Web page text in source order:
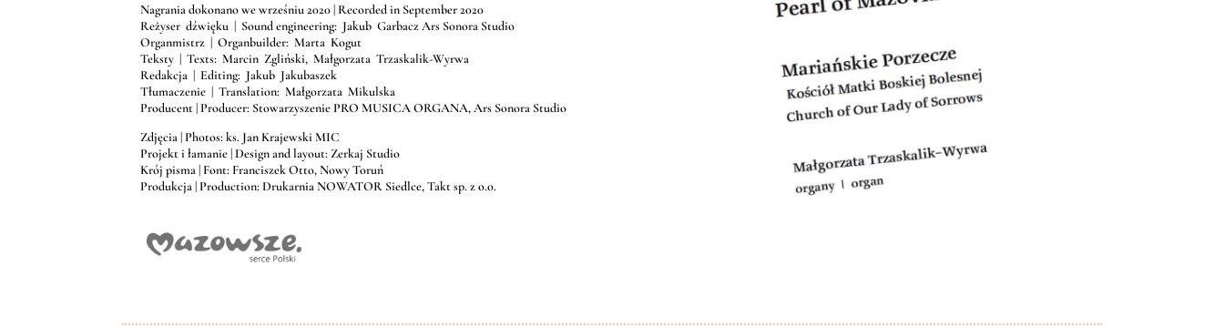
Nagrania dokonano we wrześniu 2020 | Recorded in September 2020
Reżyser dźwięku | Sound engineering: Jakub Garbacz Ars Sonora Studio
Organmistrz | Organbuilder: Marta Kogut
Teksty | Texts: Marcin Zgliński, Małgorzata Trzaskalik-Wyrwa
Redakcja | Editing: Jakub Jakubaszek
Tłumaczenie | Translation: Małgorzata Mikulska
Producent | Producer: Stowarzyszenie PRO MUSICA ORGANA, Ars Sonora Studio
Zdjęcia | Photos: ks. Jan Krajewski MIC
Projekt i łamanie | Design and layout: Zerkaj Studio
Krój pisma | Font: Franciszek Otto, Nowy Toruń
Produkcja | Production: Drukarnia NOWATOR Siedlce, Takt sp. z o.o.